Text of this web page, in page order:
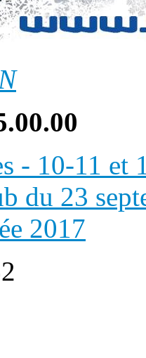
- 10-11 et
du 23
2017